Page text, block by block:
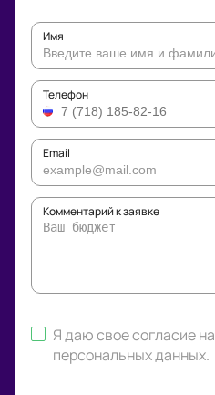
Имя
Телефон
Email
Комментарий к заявке
Я даю свое согласие на
персональных данных.